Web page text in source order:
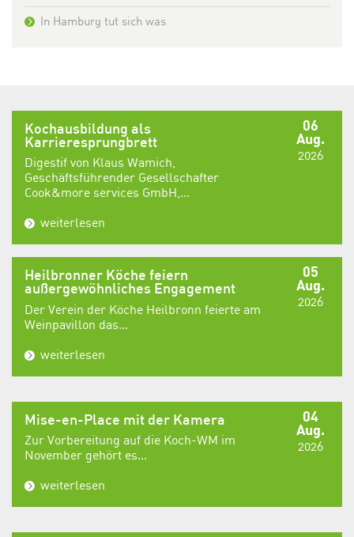
In Hamburg tut sich was
06
Aug.
2026
Kochausbildung als
Karrieresprungbrett
Digestif von Klaus Wamich,
Geschäftsführender Gesellschafter
Cook&more services GmbH,...
weiterlesen
05
Aug.
2026
Heilbronner Köche feiern
außergewöhnliches Engagement
Der Verein der Köche Heilbronn feierte am
Weinpavillon das...
weiterlesen
04
Aug.
2026
Mise-en-Place mit der Kamera
Zur Vorbereitung auf die Koch-WM im
November gehört es...
weiterlesen